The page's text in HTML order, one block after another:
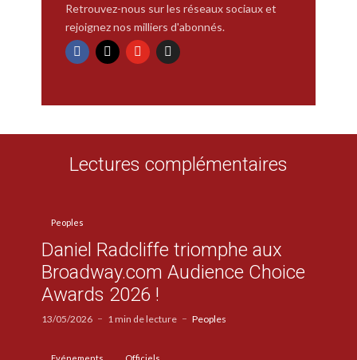
Retrouvez-nous sur les réseaux sociaux et
rejoignez nos milliers d'abonnés.
Lectures complémentaires
Peoples
Daniel Radcliffe triomphe aux
Broadway.com Audience Choice
Awards 2026 !
13/05/2026 1 min de lecture Peoples
Evénements Officiels